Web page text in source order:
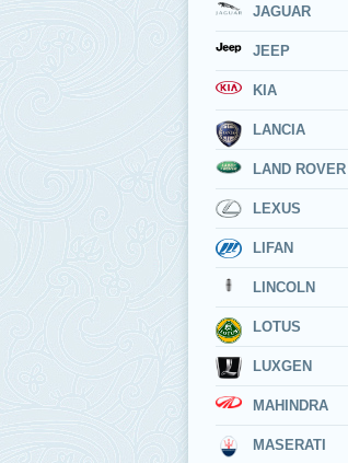
JAGUAR
JEEP
KIA
LANCIA
LAND ROVER
LEXUS
LIFAN
LINCOLN
LOTUS
LUXGEN
MAHINDRA
MASERATI